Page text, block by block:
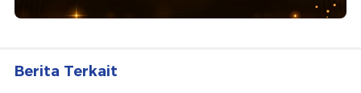
Berita Terkait